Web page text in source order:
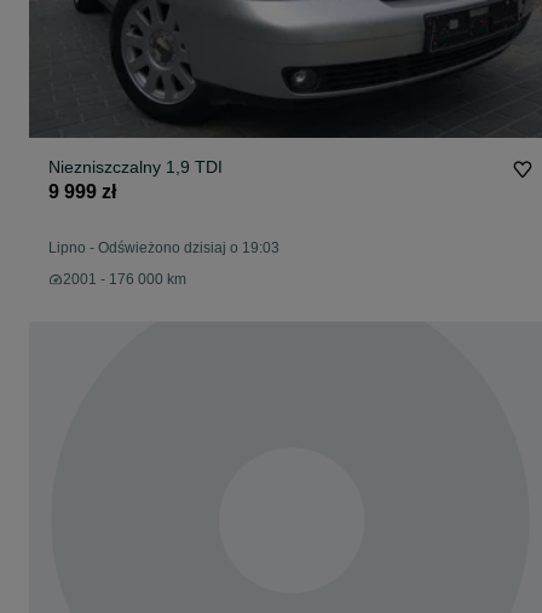
Niezniszczalny 1,9 TDI
9 999 zł
Lipno - Odświeżono dzisiaj o 19:03
2001 - 176 000 km